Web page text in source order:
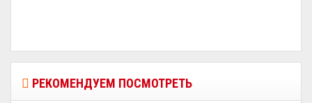
РЕКОМЕНДУЕМ ПОСМОТРЕТЬ